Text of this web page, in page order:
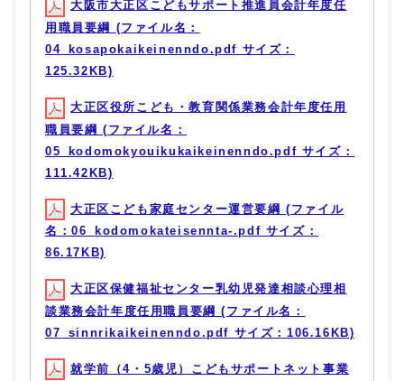
大阪市大正区こどもサポート推進員会計年度任
用職員要綱 (ファイル名：
04_kosapokaikeinenndo.pdf サイズ：
125.32KB)
大正区役所こども・教育関係業務会計年度任用
職員要綱 (ファイル名：
05_kodomokyouikukaikeinenndo.pdf サイズ：
111.42KB)
大正区こども家庭センター運営要綱 (ファイル
名：06_kodomokateisennta-.pdf サイズ：
86.17KB)
大正区保健福祉センター乳幼児発達相談心理相
談業務会計年度任用職員要綱 (ファイル名：
07_sinnrikaikeinenndo.pdf サイズ：106.16KB)
就学前（4・5歳児）こどもサポートネット事業